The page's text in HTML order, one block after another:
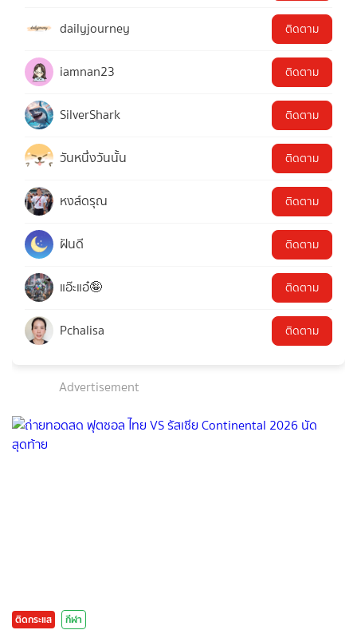
dailyjourney ติดตาม
iamnan23 ติดตาม
SilverShark ติดตาม
วันหนึ่งวันนั้น ติดตาม
หงส์ดรุณ ติดตาม
ฝันดี ติดตาม
แอ๊ะแอ๋🤪 ติดตาม
Pchalisa ติดตาม
Advertisement
ติดกระแส กีฬา